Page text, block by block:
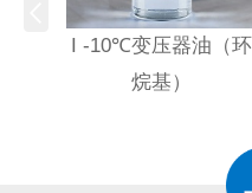
I -10℃变压器油（环
烷基）